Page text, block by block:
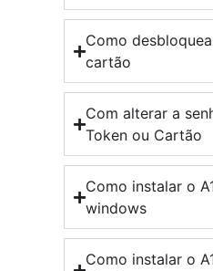
Como
cartão
Com alterar a
Token ou Cartão
Como instalar o
windows
Como instalar o